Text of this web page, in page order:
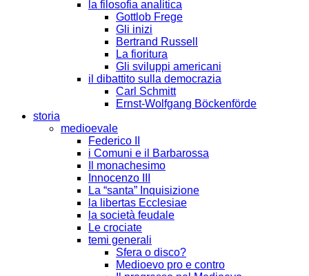
la filosofia analitica
Gottlob Frege
Gli inizi
Bertrand Russell
La fioritura
Gli sviluppi americani
il dibattito sulla democrazia
Carl Schmitt
Ernst-Wolfgang Böckenförde
storia
medioevale
Federico II
i Comuni e il Barbarossa
Il monachesimo
Innocenzo III
La “santa” Inquisizione
la libertas Ecclesiae
la società feudale
Le crociate
temi generali
Sfera o disco?
Medioevo pro e contro